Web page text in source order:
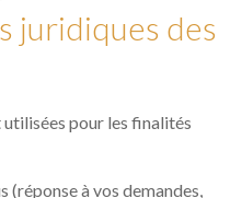
juridiques des
pour les finalités
(réponse à vos demandes,